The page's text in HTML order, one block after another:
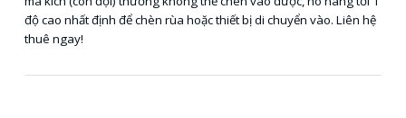
độ cao nhất định để chèn rùa hoặc thiết bị di chuyển vào. Liên hệ
thuê ngay!